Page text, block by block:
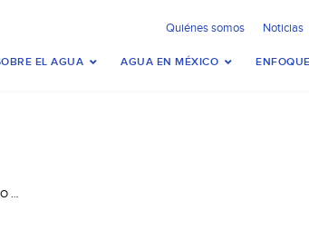
Quiénes somos Noticias
EL AGUA AGUA EN MÉXICO
CDMX: PROPONEN REACTIVAR LAGO DE TEXCOCO PARA SUPERAR CRISIS HÍDRICA (CENTRO NOTICIAS)